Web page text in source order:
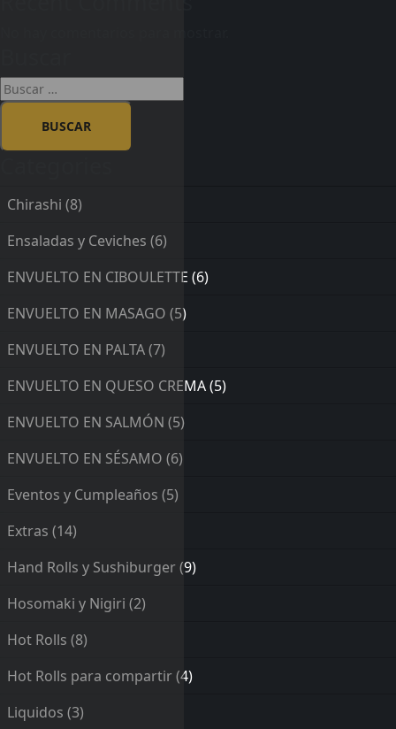
Chirashi (8)
Ensaladas y Ceviches (6)
ENVUELTO EN CIBOULETTE (6)
ENVUELTO EN MASAGO (5)
ENVUELTO EN PALTA(7)
ENVUELTO EN QUESO CREMA(5)
ENVUELTO EN SALMÓN (5)
ENVUELTO EN SÉSAMO (6)
Eventos y Cumpleaños (5)
Extras (14)
Hand Rolls y Sushiburger(9)
Hosomaki y Nigiri (2)
Hot Rolls (8)
Hot Rolls para compartir(4)
Liquidos (3)